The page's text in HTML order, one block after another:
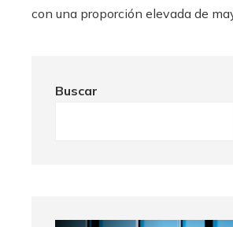
con una proporción elevada de
Buscar